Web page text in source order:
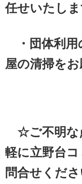
任せいたしま
・団体利用
屋の清掃をお
☆ご不明な
軽に立野台
問合せくださ